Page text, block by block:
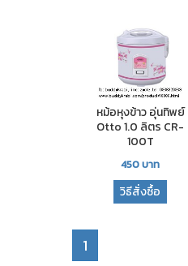
หม้อหุงข้าว อุ่นทิพย์
Otto 1.0 ลิตร CR-
100T
450บาท
วิธีสั่งซื้อ
1